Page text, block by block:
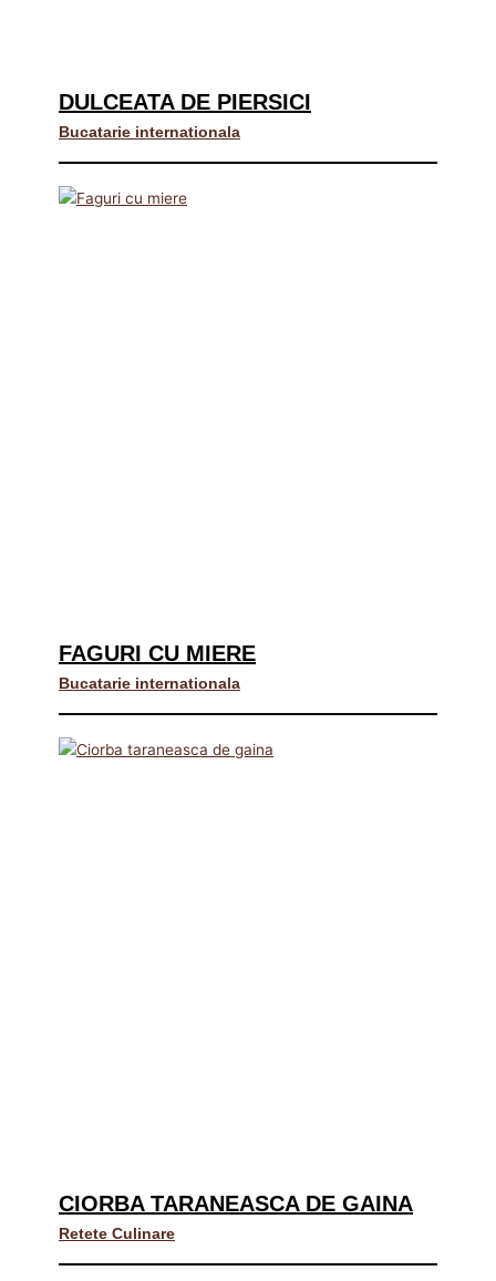
DULCEATA DE PIERSICI
Bucatarie internationala
FAGURI CU MIERE
Bucatarie internationala
CIORBA TARANEASCA DE GAINA
Retete Culinare